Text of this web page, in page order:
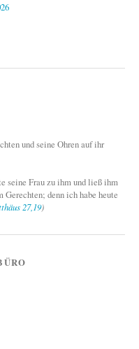
und seine Ohren auf ihr
seine Frau zu ihm und ließ ihm
denn ich habe heute
27,19)